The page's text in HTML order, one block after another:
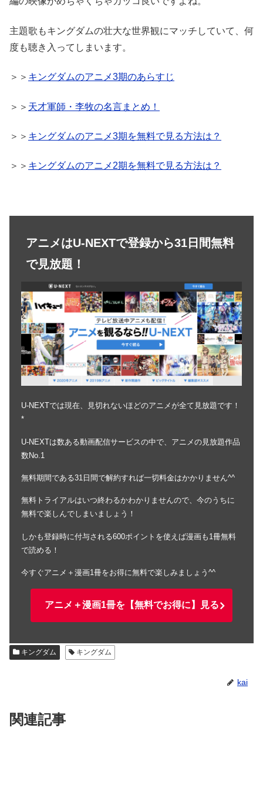
主題歌もキングダムの壮大な世界観にマッチしていて、何
度も聴き入ってしまいます。
＞＞ キングダムのアニメ3期のあらすじ
＞＞ 天才軍師・李牧の名言まとめ！
＞＞ キングダムのアニメ3期を無料で見る方法は？
＞＞ キングダムのアニメ2期を無料で見る方法は？
アニメはU-NEXTで登録から31日間無料
で見放題！
U-NEXTでは現在、見切れないほどのアニメが全て見放題です！
*
U-NEXTは数ある動画配信サービスの中で、アニメの見放題作品
数No.1
無料期間である31日間で解約すれば一切料金はかかりません^^
無料トライアルはいつ終わるかわかりませんので、今のうちに
無料で楽しんでしまいましょう！
しかも登録時に付与される600ポイントを使えば漫画も1冊無料
で読める！
今すぐアニメ＋漫画1冊をお得に無料で楽しみましょう^^
アニメ＋漫画1冊を【無料でお得に】見る
キングダム キングダム
kai
関連記事